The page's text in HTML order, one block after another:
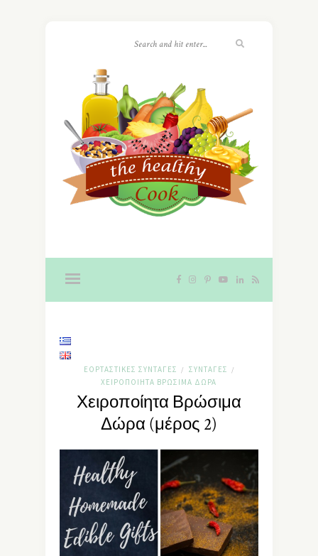
ΕΟΡΤΑΣΤΙΚΈΣ ΣΥΝΤΑΓΈΣ / ΣΥΝΤΑΓΈΣ /
ΧΕΙΡΟΠΟΊΗΤΑ ΒΡΏΣΙΜΑ ΔΏΡΑ
Χειροποίητα Βρώσιμα
Δώρα (μέρος 2)